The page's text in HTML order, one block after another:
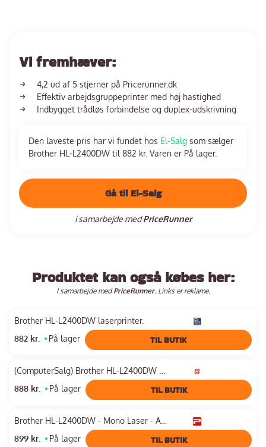
Vi fremhæver:
4,2 ud af 5 stjerner på Pricerunner.dk
Effektiv arbejdsgruppeprinter med høj hastighed
Indbygget trådløs forbindelse og duplex-udskrivning
Den laveste pris har vi fundet hos El-Salg som sælger
Brother HL-L2400DW til 882 kr. Varen er På lager.
Gå til El-Salg
i samarbejde medPriceRunner
Produktet kan også købes her:
I samarbejde medPriceRunner. Links er reklame.
Brother HL-L2400DW laserprinter.
På lager
882 kr. TIL BUTIK
På lager
888 kr. TIL BUTIK
På lager
899 kr. TIL BUTIK